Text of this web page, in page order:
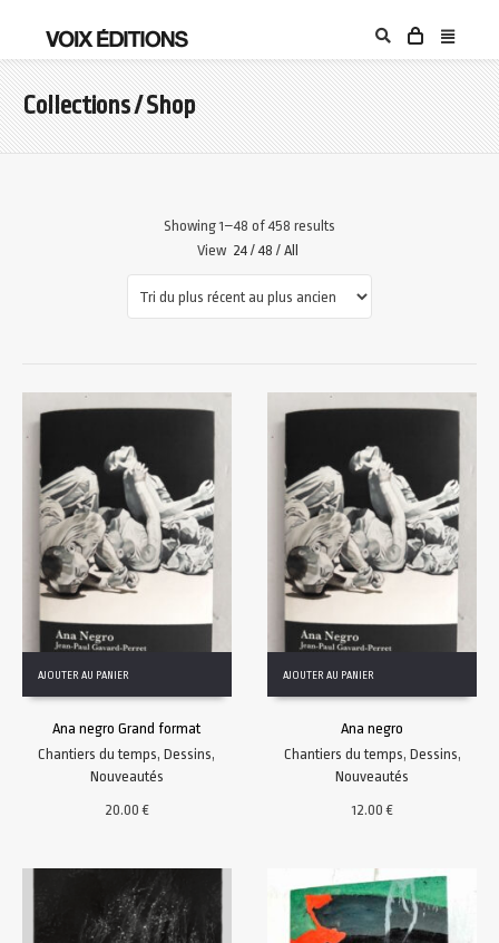
Collections / Shop
Showing 1–48 of 458 results
View 24 / 48 / All
AJOUTER AU PANIER
Ana negro Grand format
Chantiers du temps,Dessins,
Nouveautés
20.00€
AJOUTER AU PANIER
Ana negro
Chantiers du temps, Dessins,
Nouveautés
12.00€